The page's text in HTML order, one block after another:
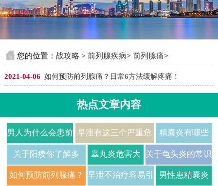
您的位置：战攻略 >前列腺疾病>前列腺痛>
2021-04-06 如何预防前列腺痛？日常6方法缓解疼痛！
热点文章内容
男人为什么会患前
列腺钙化？有哪些
预防方法？
早泄有这三个严重危
害 教你五个小妙招来
预防
精囊炎有哪些
常见表现呢？
治疗这三个误
关于阳痿你了解多
少？日常如何预防阳
睾丸炎危害大
预防做好这四
关于龟头炎的常识
你知道多少？
如何预防前列腺痛？ 早泄不治疗容易引 男性患精囊炎